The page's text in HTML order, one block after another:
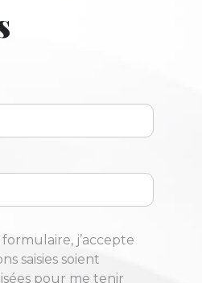
j’accepte
saisies soient
pour me tenir